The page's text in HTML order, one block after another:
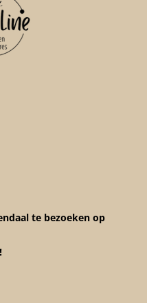
te bezoeken op